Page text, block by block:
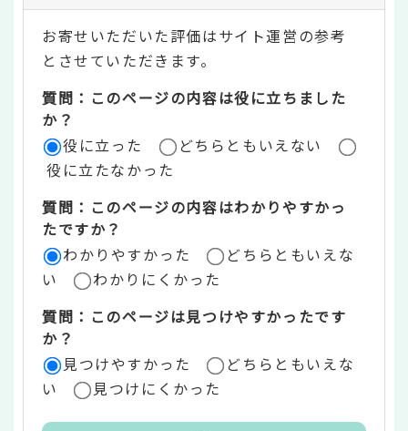
テ
ン
ツ
評
価
リ
ア
お寄せいただいた評価はサイト運営の参考
とさせていただきます。
質問：このページの内容は役に立ちました
か？
役に立った
どちらともいえない
役に立たなかった
質問：このページの内容はわかりやすかっ
たですか？
わかりやすかった
どちらともいえな
い
わかりにくかった
質問：このページは見つけやすかったです
か？
見つけやすかった
どちらともいえな
い
見つけにくかった